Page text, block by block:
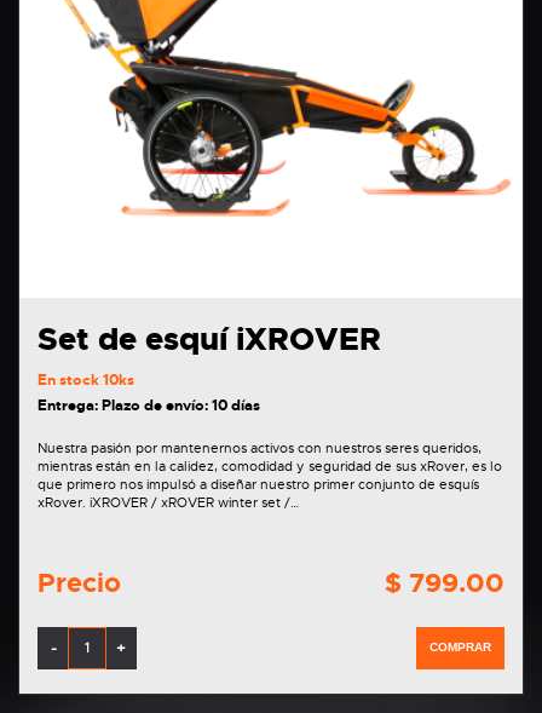
Set de esquí iXROVER
En stock10ks
Entrega: Plazo de envío: 10 días
Nuestra pasión por mantenernos activos con nuestros seres queridos,
mientras están en la calidez, comodidad y seguridad de sus xRover, es lo
que primero nos impulsó a diseñar nuestro primer conjunto de esquís
xRover. iXROVER / xROVER winter set /…
Precio $ 799.00
- + COMPRAR